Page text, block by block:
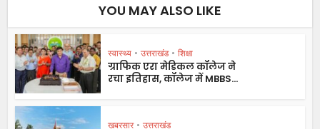
YOU MAY ALSO LIKE
स्वास्थ्य • उत्तराखंड • शिक्षा
ग्राफिक एरा मेडिकल कॉलेज ने
रचा इतिहास, कॉलेज में MBBS...
ख़बरसार • उत्तराखंड